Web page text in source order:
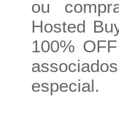
ou
Hosted
100%
especial.